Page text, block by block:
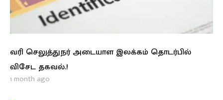
வரி செலுத்துநர் அடையாள இலக்கம் தொடர்பில்
விசேட தகவல்.!
1 month ago